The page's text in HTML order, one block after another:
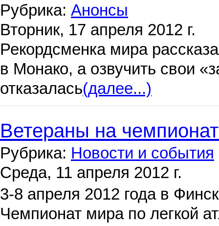
Рубрика: Анонсы
Вторник, 17 апреля 2012 г.
Рекордсменка мира
в Монако, а озвучить свои
отказалась(далее...)
Ветераны на
Рубрика: Новости и события
Среда, 11 апреля 2012 г.
3-8 апреля 2012 года в
Чемпионат мира по легкой